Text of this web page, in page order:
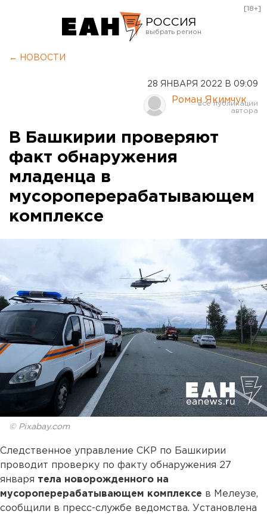
РОССИЯ
Курган
Оренбург
[18+]
← НОВОСТИ
28 ЯНВАРЯ 2022 В 09:09
Роман Якимчук
В Башкирии проверяют
факт обнаружения
младенца в
мусороперерабатывающем
комплексе
© Pixabay.com
Следственное управление СКР по Башкирии
проводит проверку по факту обнаружения 27
января тела новорожденного на
мусороперерабатывающем комплексе в Мелеузе,
сообщили в пресс-службе ведомства. Установлена